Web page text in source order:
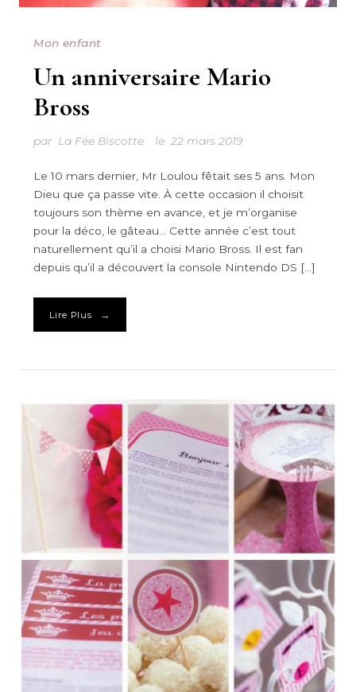
Mon enfant
Un anniversaire Mario
Bross
par La Fée Biscotte le 22 mars 2019
Le 10 mars dernier, Mr Loulou fêtait ses 5 ans. Mon
Dieu que ça passe vite. À cette occasion il choisit
toujours son thème en avance, et je m’organise
pour la déco, le gâteau… Cette année c’est tout
naturellement qu’il a choisi Mario Bross. Il est fan
depuis qu’il a découvert la console Nintendo DS […]
Lire Plus →